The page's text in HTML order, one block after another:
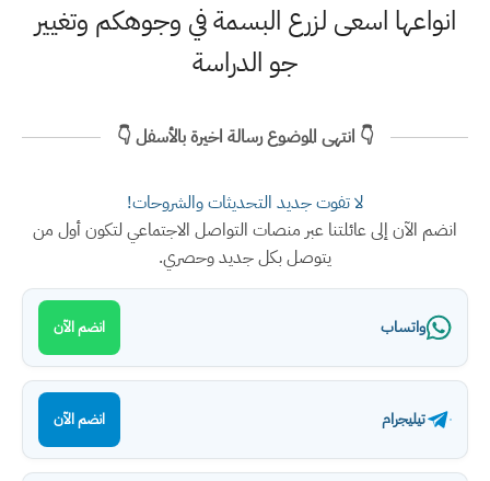
انواعها اسعى لزرع البسمة في وجوهكم وتغيير
جو الدراسة
👇 انتهى الموضوع رسالة اخيرة بالأسفل 👇
لا تفوت جديد التحديثات والشروحات!
انضم الآن إلى عائلتنا عبر منصات التواصل الاجتماعي لتكون أول من
يتوصل بكل جديد وحصري.
واتساب انضم الآن
تيليجرام انضم الآن